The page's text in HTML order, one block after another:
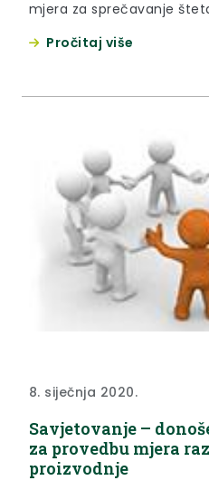
mjera za sprečavanje
2020./2021. otvoreno je do
Pročitaj više
8. siječnja 2020.
Savjetovanje –
za provedbu mjera
proizvodnje